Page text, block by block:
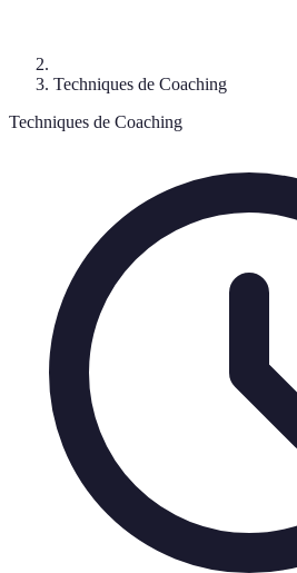
Techniques de Coaching
Techniques de Coaching